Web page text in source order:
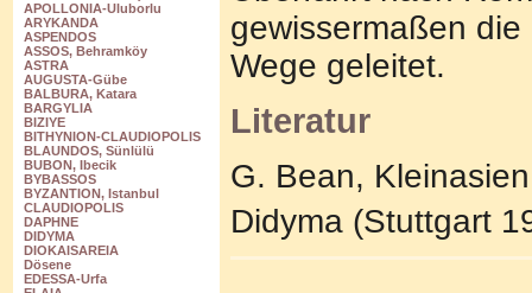
APOLLONIA-Uluborlu
ARYKANDA
ASPENDOS
ASSOS, Behramköy
ASTRA
AUGUSTA-Gübe
BALBURA, Katara
BARGYLIA
BIZIYE
BITHYNION-CLAUDIOPOLIS
BLAUNDOS, Sünlülü
BUBON, Ibecik
BYBASSOS
BYZANTION, Istanbul
CLAUDIOPOLIS
DAPHNE
DIDYMA
DIOKAISAREIA
Dösene
EDESSA-Urfa
gewissermaßen
Wege geleitet.
Literatur
G. Bean,
Didyma (Stuttgart